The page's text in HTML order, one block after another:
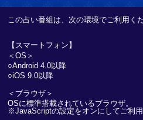
この占い番組は、次の環境でご利用く
【スマートフォン】
＜OS＞
○Android 4.0以降
○iOS 9.0以降
＜ブラウザ＞
OSに標準搭載されているブラウザ。
※JavaScriptの設定をオンにしてご利用